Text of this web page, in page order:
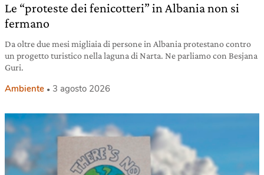
Le “proteste dei fenicotteri” in Albania non si
fermano
Da oltre due mesi migliaia di persone in Albania protestano contro
un progetto turistico nella laguna di Narta. Ne parliamo con Besjana
Guri.
Ambiente 3 agosto 2026